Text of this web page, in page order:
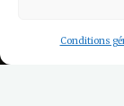
Conditions